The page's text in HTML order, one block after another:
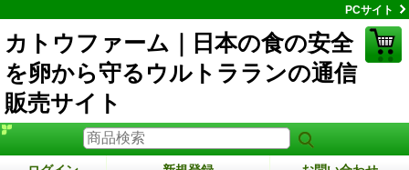
PCサイト
カトウファーム｜日本の食の安全
を卵から守るウルトラランの通信
販売サイト